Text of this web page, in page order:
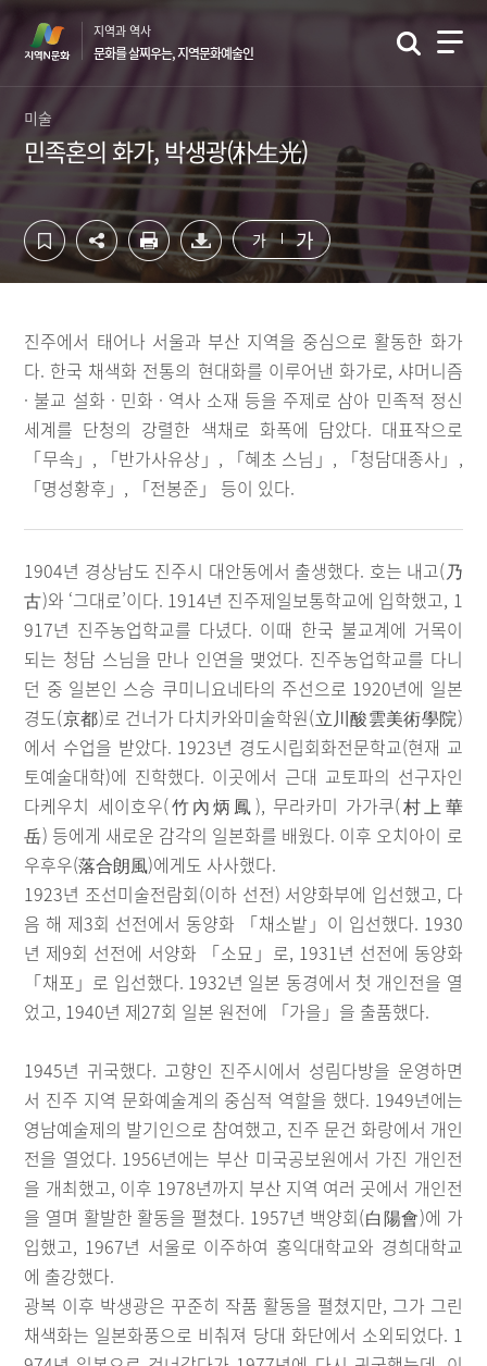
츠
바
영
로
지역과 역사
문화를 살찌우는, 지역문화예술인
미술
민족혼의 화가, 박생광(朴生光)
가 가
진주에서 태어나 서울과 부산 지역을 중심으로 활동한 화가
다. 한국 채색화 전통의 현대화를 이루어낸 화가로, 샤머니즘
· 불교 설화 · 민화 · 역사 소재 등을 주제로 삼아 민족적 정신
세계를 단청의 강렬한 색채로 화폭에 담았다. 대표작으로
「무속」, 「반가사유상」, 「혜초 스님」, 「청담대종사」,
「명성황후」, 「전봉준」 등이 있다.
1904년 경상남도 진주시 대안동에서 출생했다. 호는 내고(乃
古)와 ‘그대로’이다. 1914년 진주제일보통학교에 입학했고, 1
917년 진주농업학교를 다녔다. 이때 한국 불교계에 거목이
되는 청담 스님을 만나 인연을 맺었다. 진주농업학교를 다니
던 중 일본인 스승 쿠미니요네타의 주선으로 1920년에 일본
경도(京都)로 건너가 다치카와미술학원(立川酸雲美術學院)
에서 수업을 받았다. 1923년 경도시립회화전문학교(현재 교
토예술대학)에 진학했다. 이곳에서 근대 교토파의 선구자인
다케우치 세이호우(竹內炳鳳), 무라카미 가가쿠(村上華
岳) 등에게 새로운 감각의 일본화를 배웠다. 이후 오치아이 로
우후우(落合朗風)에게도 사사했다.
1923년 조선미술전람회(이하 선전) 서양화부에 입선했고, 다
음 해 제3회 선전에서 동양화 「채소밭」이 입선했다. 1930
년 제9회 선전에 서양화 「소묘」로, 1931년 선전에 동양화
「채포」로 입선했다. 1932년 일본 동경에서 첫 개인전을 열
었고, 1940년 제27회 일본 원전에 「가을」을 출품했다.
1945년 귀국했다. 고향인 진주시에서 성림다방을 운영하면
서 진주 지역 문화예술계의 중심적 역할을 했다. 1949년에는
영남예술제의 발기인으로 참여했고, 진주 문건 화랑에서 개인
전을 열었다. 1956년에는 부산 미국공보원에서 가진 개인전
을 개최했고, 이후 1978년까지 부산 지역 여러 곳에서 개인전
을 열며 활발한 활동을 펼쳤다. 1957년 백양회(白陽會)에 가
입했고, 1967년 서울로 이주하여 홍익대학교와 경희대학교
에 출강했다.
광복 이후 박생광은 꾸준히 작품 활동을 펼쳤지만, 그가 그린
채색화는 일본화풍으로 비춰져 당대 화단에서 소외되었다. 1